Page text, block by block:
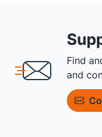
Find
and